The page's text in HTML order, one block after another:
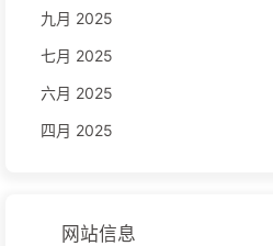
九月 2025
七月 2025
六月 2025
四月 2025
网站信息